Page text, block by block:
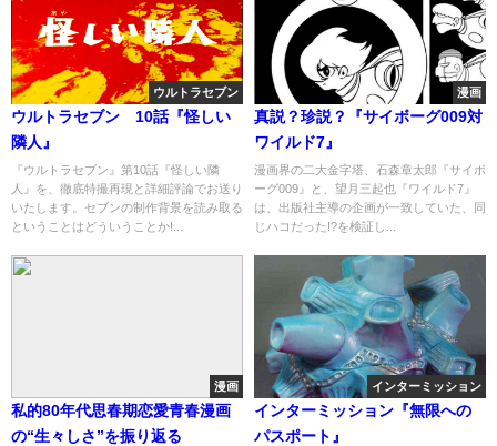
ウルトラセブン
ウルトラセブン 10話『怪しい
隣人』
『ウルトラセブン』第10話『怪しい隣
人』を、徹底特撮再現と詳細評論でお送り
いたします。セブンの制作背景を読み取る
ということはどういうことか!...
漫画
真説？珍説？『サイボーグ009対
ワイルド7』
漫画界の二大金字塔、石森章太郎『サイボ
ーグ009』と、望月三起也『ワイルド7』
は、出版社主導の企画が一致していた、同
じハコだった!?を検証し...
漫画
私的80年代思春期恋愛青春漫画
の“生々しさ”を振り返る
インターミッション
インターミッション『無限への
パスポート』